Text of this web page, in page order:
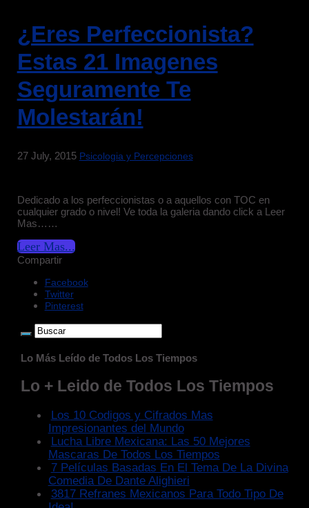
¿Eres Perfeccionista?
Estas 21 Imagenes
Seguramente Te
Molestarán!
27 July, 2015 Psicologia y Percepciones
Dedicado a los perfeccionistas o a aquellos con TOC en
cualquier grado o nivel! Ve toda la galeria dando click a Leer
Mas……
Leer Mas...
Compartir
Facebook
Twitter
Pinterest
Lo Más Leído de Todos Los Tiempos
Lo + Leido de Todos Los Tiempos
Los 10 Codigos y Cifrados Mas
Impresionantes del Mundo
Lucha Libre Mexicana: Las 50 Mejores
Mascaras De Todos Los Tiempos
7 Películas Basadas En El Tema De La Divina
Comedia De Dante Alighieri
3817 Refranes Mexicanos Para Todo Tipo De